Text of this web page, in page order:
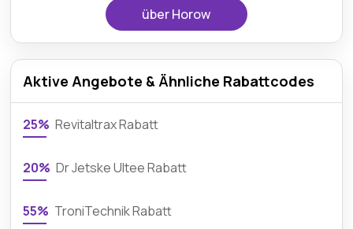
über Horow
Aktive Angebote & Ähnliche Rabattcodes
25% Revitaltrax Rabatt
20% Dr Jetske Ultee Rabatt
55% TroniTechnik Rabatt